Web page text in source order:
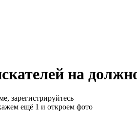
на
зарегистрируйтесь
ещё 1 и откроем фото